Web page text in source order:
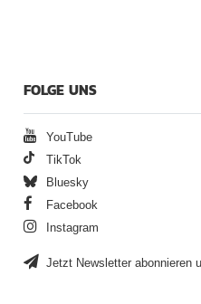
FOLGE UNS
YouTube
TikTok
Bluesky
Facebook
Instagram
Jetzt Newsletter abonnieren